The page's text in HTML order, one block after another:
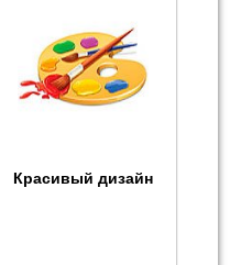
Красивый дизайн